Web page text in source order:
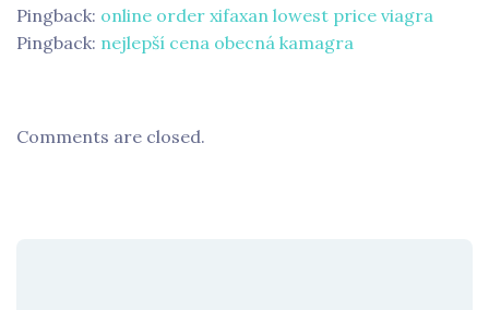
Pingback: online order xifaxan lowest price viagra
Pingback: nejlepší cena obecná kamagra
Comments are closed.